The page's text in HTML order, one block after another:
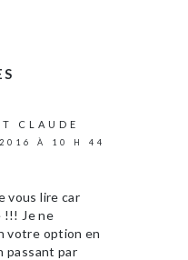
CLAUDE
À 10 H 44
vous lire car
!!! Je ne
votre option en
passant par